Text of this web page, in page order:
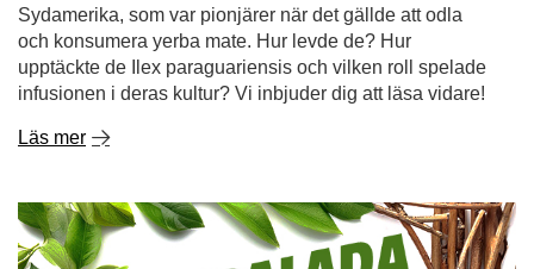
Sydamerika, som var pionjärer när det gällde att odla
och konsumera yerba mate. Hur levde de? Hur
upptäckte de Ilex paraguariensis och vilken roll spelade
infusionen i deras kultur? Vi inbjuder dig att läsa vidare!
Läs mer